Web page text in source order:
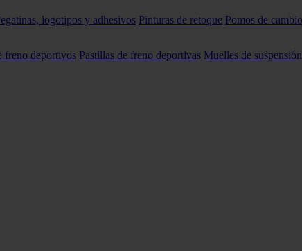
logotipos y adhesivos Pinturas de retoque Pomos de cambio
freno deportivos Pastillas de freno deportivas Muelles de suspensión